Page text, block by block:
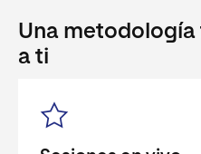
Una
a ti